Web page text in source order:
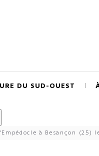
DU SUD-OUEST
à Besançon (25)